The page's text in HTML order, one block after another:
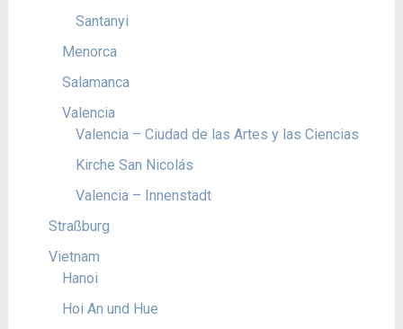
Santanyi
Menorca
Salamanca
Valencia
Valencia – Ciudad de las Artes y las Ciencias
Kirche San Nicolás
Valencia – Innenstadt
Straßburg
Vietnam
Hanoi
Hoi An und Hue